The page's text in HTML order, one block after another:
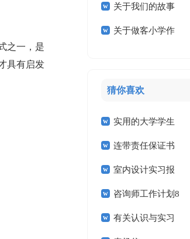
之一，是
具有启发
小学作文8篇
关于我们的故事
小学作文7篇
关于做客小学作
猜你喜欢
实用的大学学生
实习报告范文锦集六
篇
连带责任保证书
室内设计实习报
告汇编15篇
咨询师工作计划8
篇 有关认识与实习